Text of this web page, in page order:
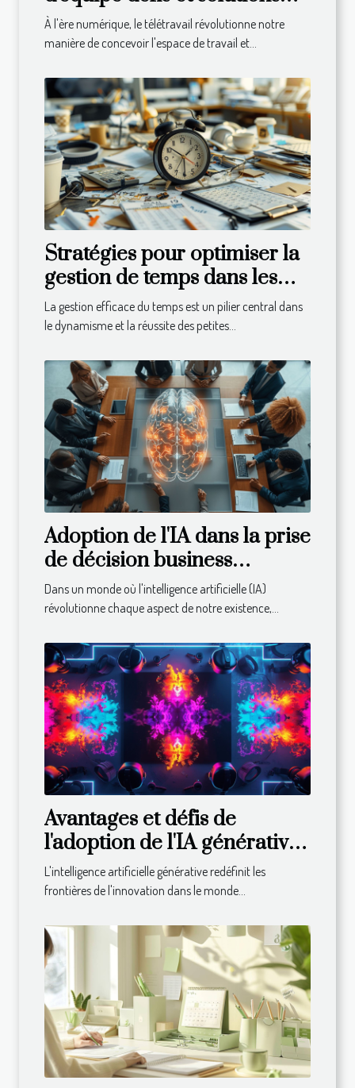
pour les managers à
distance
À l'ère numérique, le télétravail révolutionne notre
manière de concevoir l'espace de travail et...
Stratégies pour optimiser la
gestion de temps dans les
PME
La gestion efficace du temps est un pilier central dans
le dynamisme et la réussite des petites...
Adoption de l'IA dans la prise
de décision business
avantages et considérations
éthiques
Dans un monde où l'intelligence artificielle (IA)
révolutionne chaque aspect de notre existence,...
Avantages et défis de
l'adoption de l'IA générative
dans les entreprises
L'intelligence artificielle générative redéfinit les
frontières de l'innovation dans le monde...